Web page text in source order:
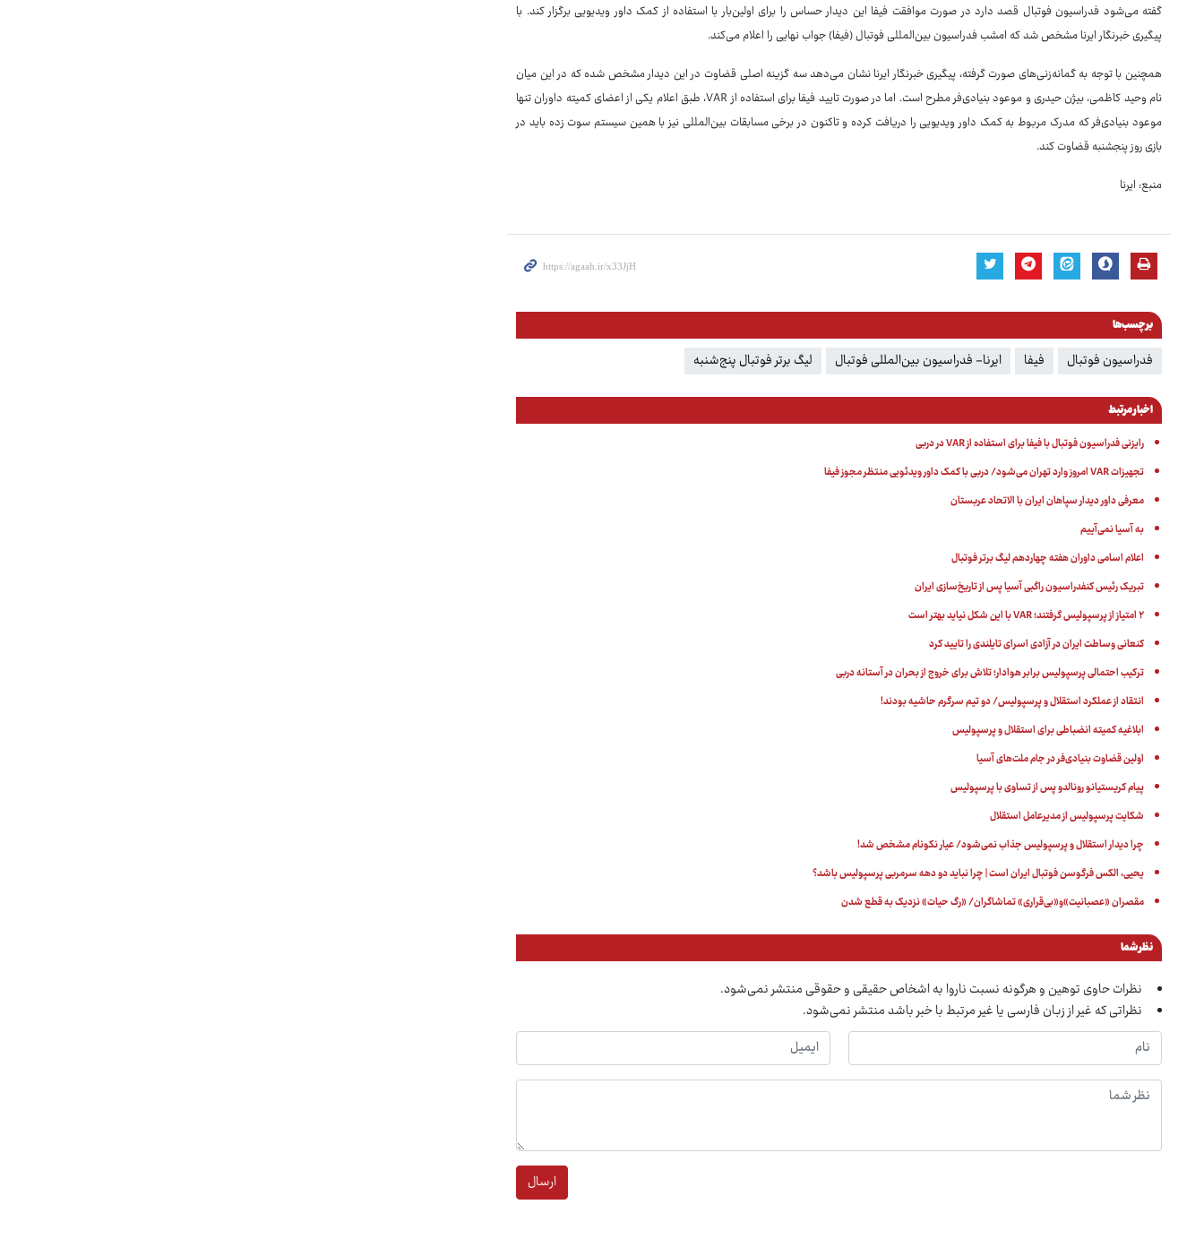
گفته می‌شود فدراسیون فوتبال قصد دارد در صورت موافقت فیفا این دیدار حساس را برای اولین‌بار با استفاده از کمک داور ویدیویی برگزار کند. با
پیگیری خبرنگار ایرنا مشخص شد که امشب فدراسیون بین‌المللی فوتبال (فیفا) جواب نهایی را اعلام می‌کند.
همچنین با توجه به گمانه‌زنی‌های صورت گرفته، پیگیری خبرنگار ایرنا نشان می‌دهد سه گزینه اصلی قضاوت در این دیدار مشخص شده که در این میان
نام وحید کاظمی، بیژن حیدری و موعود بنیادی‌فر مطرح است. اما در صورت تایید فیفا برای استفاده از VAR، طبق اعلام یکی از اعضای کمیته داوران تنها
موعود بنیادی‌فر که مدرک مربوط به کمک داور ویدیویی را دریافت کرده و تاکنون در برخی مسابقات بین‌المللی نیز با همین سیستم سوت زده باید در
بازی روز پنجشنبه قضاوت کند.
منبع: ایرنا
برچسب‌ها
فدراسیون فوتبال فیفا ایرنا- فدراسیون بین‌المللی فوتبال لیگ برتر فوتبال پنج‌شنبه
اخبار مرتبط
رایزنی فدراسیون فوتبال با فیفا برای استفاده از VAR در دربی
تجهیزات VAR امروز وارد تهران می‌شود/ دربی با کمک داور ویدئویی منتظر مجوز فیفا
معرفی داور دیدار سپاهان ایران با الاتحاد عربستان
به آسیا نمی‌آییم
اعلام اسامی داوران هفته چهاردهم لیگ برتر فوتبال
تبریک رئیس کنفدراسیون راگبی آسیا پس از تاریخ‌سازی ایران
۲ امتیاز از پرسپولیس گرفتند؛ VAR با این شکل نیاید بهتر است
کنعانی وساطت ایران در آزادی اسرای تایلندی را تایید کرد
ترکیب احتمالی پرسپولیس برابر هوادار؛ تلاش برای خروج از بحران در آستانه دربی
انتقاد از عملکرد استقلال و پرسپولیس/ دو تیم سرگرم حاشیه بودند!
ابلاغیه کمیته انضباطی برای استقلال و پرسپولیس
اولین قضاوت بنیادی‌فر در جام ملت‌های آسیا
پیام کریستیانو رونالدو پس از تساوی با پرسپولیس
شکایت پرسپولیس از مدیرعامل استقلال
چرا دیدار استقلال و پرسپولیس جذاب نمی‌شود/ عیار نکونام مشخص شد!
یحیی، الکس فرگوسن فوتبال ایران است | چرا نباید دو دهه سرمربی پرسپولیس باشد؟
مقصران «عصبانیت»و«بی‌قراری» تماشاگران/ «رگ حیات» نزدیک به قطع شدن
نظر شما
نظرات حاوی توهین و هرگونه نسبت ناروا به اشخاص حقیقی و حقوقی منتشر نمی‌شود.
نظراتی که غیر از زبان فارسی یا غیر مرتبط با خبر باشد منتشر نمی‌شود.
ارسال